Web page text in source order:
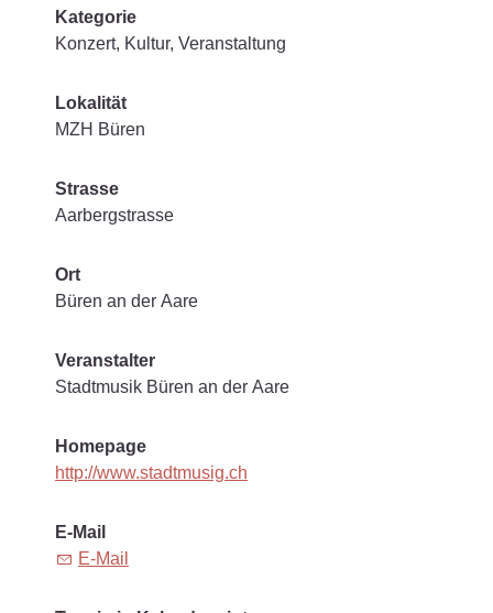
Kategorie
Konzert, Kultur, Veranstaltung
Lokalität
MZH Büren
Strasse
Aarbergstrasse
Ort
Büren an der Aare
Veranstalter
Stadtmusik Büren an der Aare
Homepage
http://www.stadtmusig.ch
E-Mail
E-Mail